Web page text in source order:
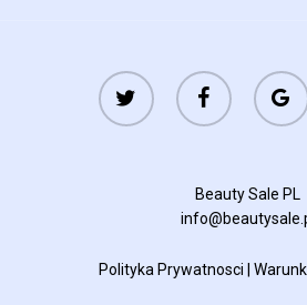
twitter facebook
google-
plus
Beauty Sale PL
Polityka Prywatnosci |